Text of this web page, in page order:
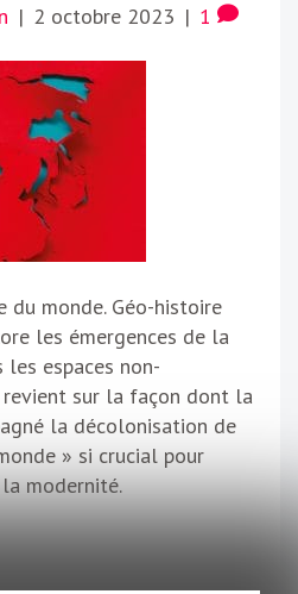
| 2 octobre 2023 | 1
du monde. Géo-histoire
les émergences de la
les espaces non-
sur la façon dont la
la décolonisation de
» si crucial pour
modernité.